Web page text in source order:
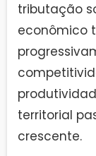
tributação
econômico
territorial
crescente.